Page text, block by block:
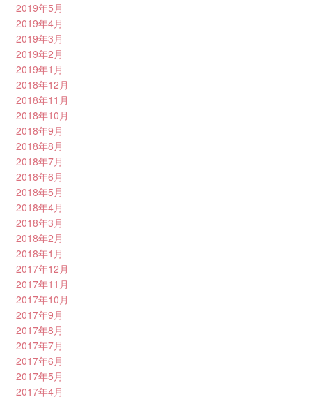
2019年5月
2019年4月
2019年3月
2019年2月
2019年1月
2018年12月
2018年11月
2018年10月
2018年9月
2018年8月
2018年7月
2018年6月
2018年5月
2018年4月
2018年3月
2018年2月
2018年1月
2017年12月
2017年11月
2017年10月
2017年9月
2017年8月
2017年7月
2017年6月
2017年5月
2017年4月